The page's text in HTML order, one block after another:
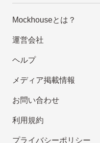
Mockhouseとは？
運営会社
ヘルプ
メディア掲載情報
お問い合わせ
利用規約
プライバシーポリシー